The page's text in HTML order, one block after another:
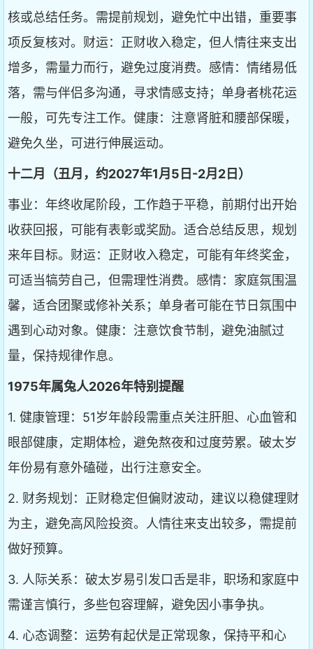
核或总结任务。需提前规划，避免忙中出错，重要事
项反复核对。财运：正财收入稳定，但人情往来支出
增多，需量力而行，避免过度消费。感情：情绪易低
落，需与伴侣多沟通，寻求情感支持；单身者桃花运
一般，可先专注工作。健康：注意肾脏和腰部保暖，
避免久坐，可进行伸展运动。
十二月（丑月，约2027年1月5日-2月2日）
事业：年终收尾阶段，工作趋于平稳，前期付出开始
收获回报，可能有表彰或奖励。适合总结反思，规划
来年目标。财运：正财收入稳定，可能有年终奖金，
可适当犒劳自己，但需理性消费。感情：家庭氛围温
馨，适合团聚或修补关系；单身者可能在节日氛围中
遇到心动对象。健康：注意饮食节制，避免油腻过
量，保持规律作息。
1975年属兔人2026年特别提醒
1. 健康管理：51岁年龄段需重点关注肝胆、心血管和
眼部健康，定期体检，避免熬夜和过度劳累。破太岁
年份易有意外磕碰，出行注意安全。
2. 财务规划：正财稳定但偏财波动，建议以稳健理财
为主，避免高风险投资。人情往来支出较多，需提前
做好预算。
3. 人际关系：破太岁易引发口舌是非，职场和家庭中
需谨言慎行，多些包容理解，避免因小事争执。
4. 心态调整：运势有起伏是正常现象，保持平和心